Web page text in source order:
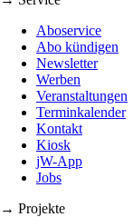
Aboservice
Abo kündigen
Newsletter
Werben
Veranstaltungen
Terminkalender
Kontakt
Kiosk
jW-App
Jobs
→ Projekte